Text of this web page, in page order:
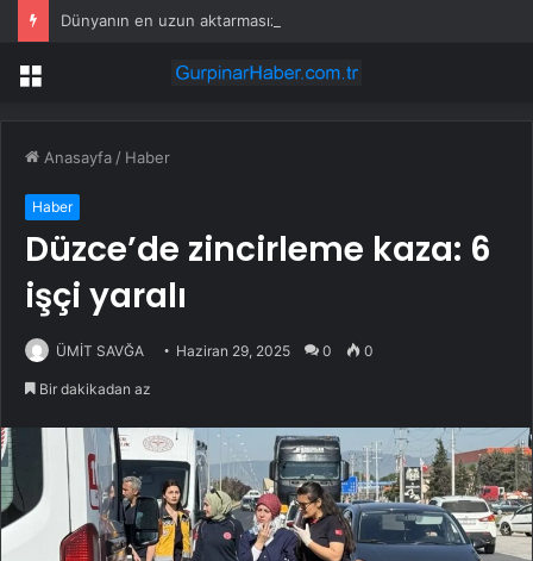
Menü
Anasayfa / Haber
Haber
Düzce’de zincirleme kaza: 6
işçi yaralı
ÜMİT SAVĞA Haziran 29, 2025 0 0
Bir dakikadan az